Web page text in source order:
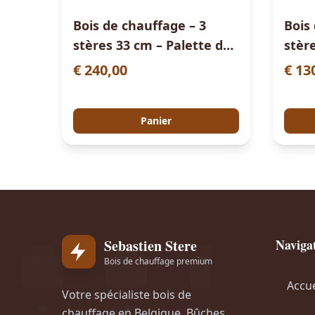
Bois de chauffage – 3
stères 33 cm – Palette de
bûches de chêne
€240,00
Panier
Bois
€
Sebastien Stere
Bois de chauffage premium
Votre spécialiste bois de